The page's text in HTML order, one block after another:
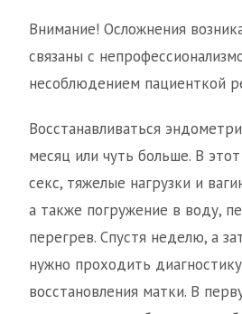
Внимание! Осложнения
связаны с
несоблюдением пациенткой
Восстанавливаться
месяц или чуть больше. В
секс, тяжелые нагрузки и
а также погружение в воду,
перегрев. Спустя неделю, а
нужно проходить
восстановления матки. В